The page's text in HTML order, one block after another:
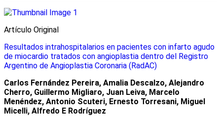
Artículo Original
Resultados intrahospitalarios en pacientes con infarto agudo
de miocardio tratados con angioplastia dentro del Registro
Argentino de Angioplastia Coronaria (RadAC)
Carlos Fernández Pereira, Amalia Descalzo, Alejandro
Cherro, Guillermo Migliaro, Juan Leiva, Marcelo
Menéndez, Antonio Scuteri, Ernesto Torresani, Miguel
Micelli, Alfredo E Rodríguez